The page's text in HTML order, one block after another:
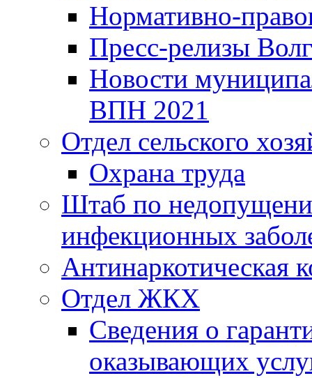
Нормативно-
Пресс-релизы
Новости
ВПН 2021
Отдел сельского
Охрана труда
Штаб по
инфекционных
Антинаркотическая
Отдел ЖКХ
Сведения о
оказывающих